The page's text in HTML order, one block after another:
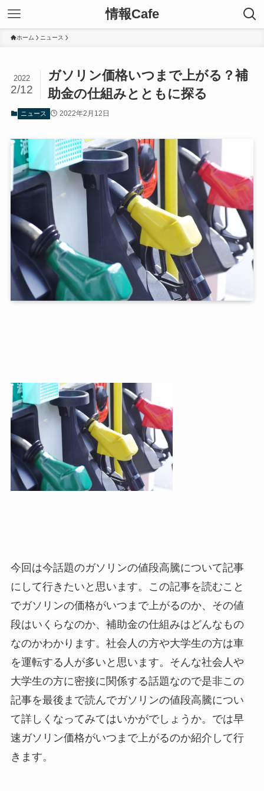
情報Cafe
ホーム ニュース
ガソリン価格いつまで上がる？補
助金の仕組みとともに探る
2022
2/12
ニュース 2022年2月12日
今回は今話題のガソリンの値段高騰について記事
にして行きたいと思います。この記事を読むこと
でガソリンの価格がいつまで上がるのか、その値
段はいくらなのか、補助金の仕組みはどんなもの
なのかわかります。社会人の方や大学生の方は車
を運転する人が多いと思います。そんな社会人や
大学生の方に密接に関係する話題なので是非この
記事を最後まで読んでガソリンの値段高騰につい
て詳しくなってみてはいかがでしょうか。では早
速ガソリン価格がいつまで上がるのか紹介して行
きます。